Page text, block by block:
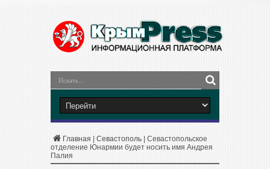
Главная Севастополь
Севастопольское
отделение Юнармии будет носить имя Андрея
Палия